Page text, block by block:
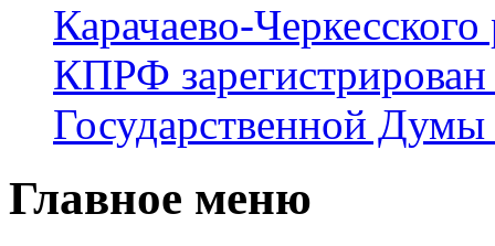
Карачаево-
КПРФ
Государственной
Главное меню